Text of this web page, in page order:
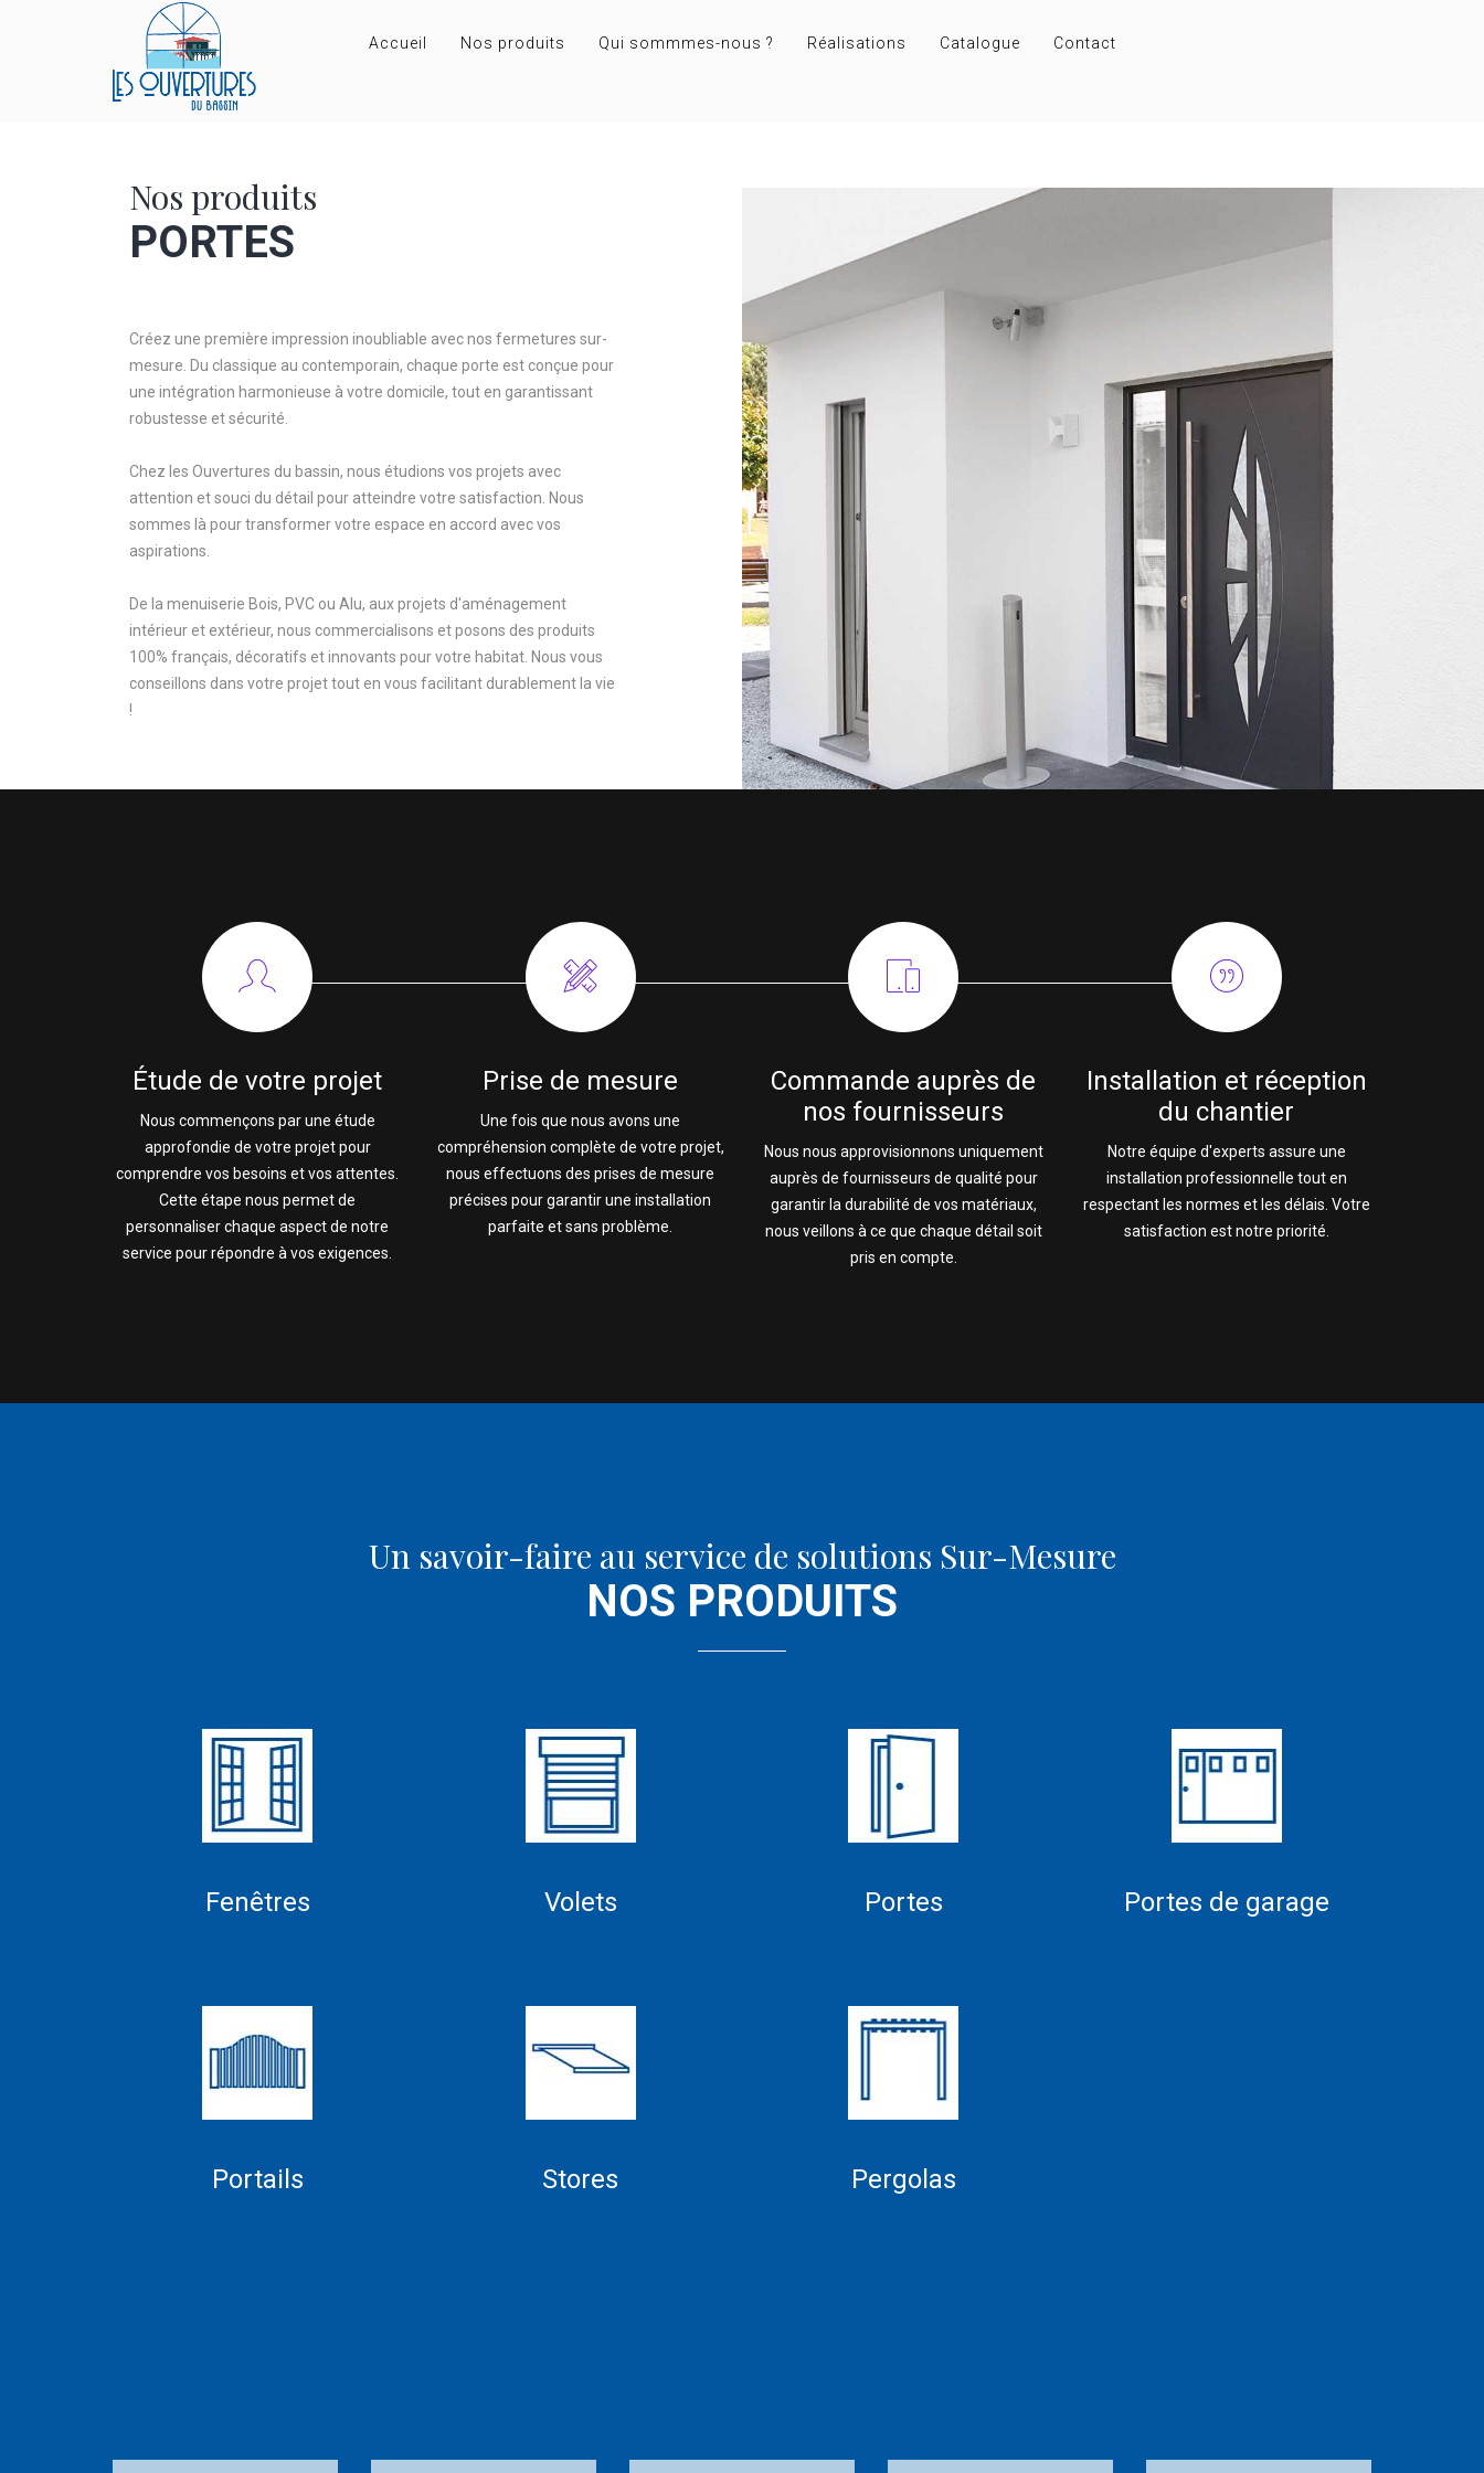
Accueil Nos produits Qui sommmes-nous ? Réalisations Catalogue Contact
Nos produits
PORTES
Créez une première impression inoubliable avec nos fermetures sur-
mesure. Du classique au contemporain, chaque porte est conçue pour
une intégration harmonieuse à votre domicile, tout en garantissant
robustesse et sécurité.
Chez les Ouvertures du bassin, nous étudions vos projets avec
attention et souci du détail pour atteindre votre satisfaction. Nous
sommes là pour transformer votre espace en accord avec vos
aspirations.
De la menuiserie Bois, PVC ou Alu, aux projets d'aménagement
intérieur et extérieur, nous commercialisons et posons des produits
100% français, décoratifs et innovants pour votre habitat. Nous vous
conseillons dans votre projet tout en vous facilitant durablement la vie
!
Étude de votre projet
Nous commençons par une étude
approfondie de votre projet pour
comprendre vos besoins et vos attentes.
Cette étape nous permet de
personnaliser chaque aspect de notre
service pour répondre à vos exigences.
Prise de mesure
Une fois que nous avons une
compréhension complète de votre projet,
nous effectuons des prises de mesure
précises pour garantir une installation
parfaite et sans problème.
Commande auprès de
nos fournisseurs
Nous nous approvisionnons uniquement
auprès de fournisseurs de qualité pour
garantir la durabilité de vos matériaux,
nous veillons à ce que chaque détail soit
pris en compte.
Installation et réception
du chantier
Notre équipe d'experts assure une
installation professionnelle tout en
respectant les normes et les délais. Votre
satisfaction est notre priorité.
Un savoir-faire au service de solutions Sur-Mesure
NOS PRODUITS
Fenêtres Volets Portes Portes de garage
Portails Stores Pergolas